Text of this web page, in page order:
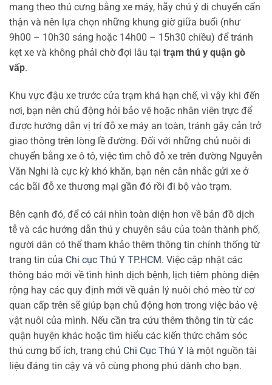
mang theo thú cưng bằng xe máy, hãy chú ý di chuyển cẩn
thận và nên lựa chọn những khung giờ giữa buổi (như
9h00 – 10h30 sáng hoặc 14h00 – 15h30 chiều) để tránh
kẹt xe và không phải chờ đợi lâu tại trạm thú y quận gò
vấp.
Khu vực đậu xe trước cửa trạm khá hạn chế, vì vậy khi đến
nơi, bạn nên chủ động hỏi bảo vệ hoặc nhân viên trực để
được hướng dẫn vị trí đỗ xe máy an toàn, tránh gây cản trở
giao thông trên lòng lề đường. Đối với những chủ nuôi di
chuyển bằng xe ô tô, việc tìm chỗ đỗ xe trên đường Nguyễn
Văn Nghi là cực kỳ khó khăn, bạn nên cân nhắc gửi xe ở
các bãi đỗ xe thương mại gần đó rồi đi bộ vào trạm.
Bên cạnh đó, để có cái nhìn toàn diện hơn về bản đồ dịch
tễ và các hướng dẫn thú y chuyên sâu của toàn thành phố,
người dân có thể tham khảo thêm thông tin chính thống từ
trang tin của Chi cục Thú Y TP.HCM. Việc cập nhật các
thông báo mới về tình hình dịch bệnh, lịch tiêm phòng diện
rộng hay các quy định mới về quản lý nuôi chó mèo từ cơ
quan cấp trên sẽ giúp bạn chủ động hơn trong việc bảo vệ
vật nuôi của mình. Nếu cần tra cứu thêm thông tin từ các
quận huyện khác hoặc tìm hiểu các kiến thức chăm sóc
thú cưng bổ ích, trang chủ Chi Cục Thú Y là một nguồn tài
liệu đáng tin cậy và vô cùng phong phú dành cho bạn.